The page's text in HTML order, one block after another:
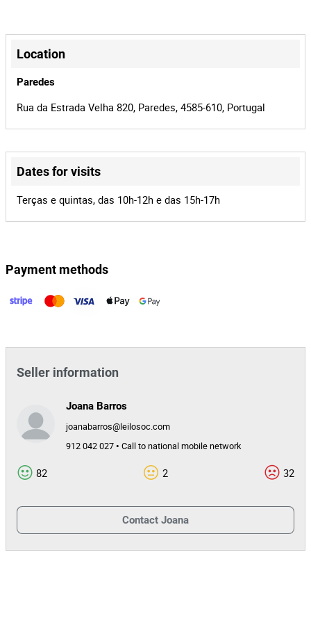
estado do bem antes de licitar. A venda é efetuada no estado em
que o bem se encontra, sem direito legal anulação, por falta de
Lot Number 122
Reference
Process
Auction Id 38101
+
−
Leaflet ©OpenStreetMap
Location
Paredes
Rua da Estrada Velha 820, Paredes, 4585-610, Portugal
Dates for visits
Terças e quintas, das 10h-12h e das 15h-17h
Payment methods
Seller information
Joana Barros
joanabarros@leilosoc.com
912 042 027 • Call to national mobile network
82 2 32
Contact Joana